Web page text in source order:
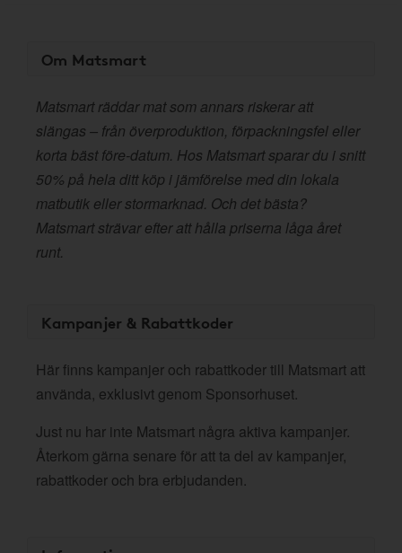
Om Matsmart
Matsmart räddar mat som annars riskerar att
slängas – från överproduktion, förpackningsfel eller
korta bäst före-datum. Hos Matsmart sparar du i snitt
50% på hela ditt köp i jämförelse med din lokala
matbutik eller stormarknad. Och det bästa?
Matsmart strävar efter att hålla priserna låga året
runt.
Kampanjer & Rabattkoder
Här finns kampanjer och rabattkoder till Matsmart att
använda, exklusivt genom Sponsorhuset.
Just nu har inte Matsmart några aktiva kampanjer.
Återkom gärna senare för att ta del av kampanjer,
rabattkoder och bra erbjudanden.